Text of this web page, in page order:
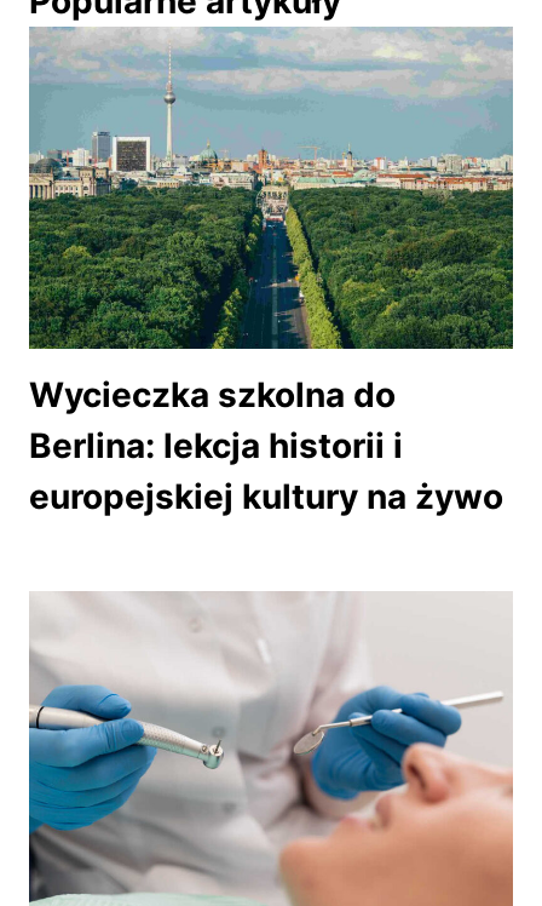
Wycieczka szkolna do
Berlina: lekcja historii i
europejskiej kultury na żywo